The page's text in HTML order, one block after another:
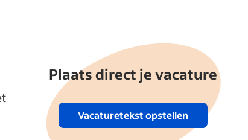
Plaats direct je vacature
Vacaturetekst opstellen